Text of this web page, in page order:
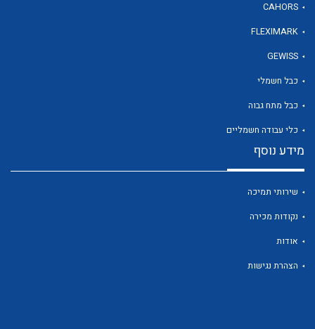
CAHORS
FLEXIMARK
GEWISS
כבל חשמלי
כבל מתח גבוה
כלי עבודה חשמליים
מידע נוסף
שירותי תמיכה
נקודות מכירה
אודות
הצהרת נגישות